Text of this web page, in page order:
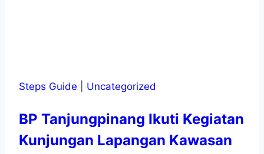
Steps Guide Uncategorized
BP Tanjungpinang Ikuti Kegiatan
Kunjungan Lapangan Kawasan